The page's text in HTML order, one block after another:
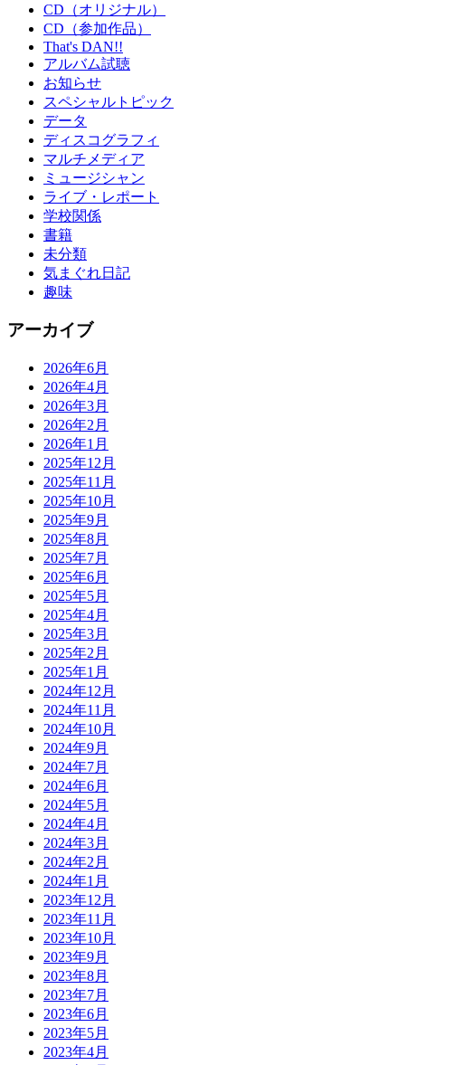
CD（オリジナル）
CD（参加作品）
That's DAN!!
アルバム試聴
お知らせ
スペシャルトピック
データ
ディスコグラフィ
マルチメディア
ミュージシャン
ライブ・レポート
学校関係
書籍
未分類
気まぐれ日記
趣味
アーカイブ
2026年6月
2026年4月
2026年3月
2026年2月
2026年1月
2025年12月
2025年11月
2025年10月
2025年9月
2025年8月
2025年7月
2025年6月
2025年5月
2025年4月
2025年3月
2025年2月
2025年1月
2024年12月
2024年11月
2024年10月
2024年9月
2024年7月
2024年6月
2024年5月
2024年4月
2024年3月
2024年2月
2024年1月
2023年12月
2023年11月
2023年10月
2023年9月
2023年8月
2023年7月
2023年6月
2023年5月
2023年4月